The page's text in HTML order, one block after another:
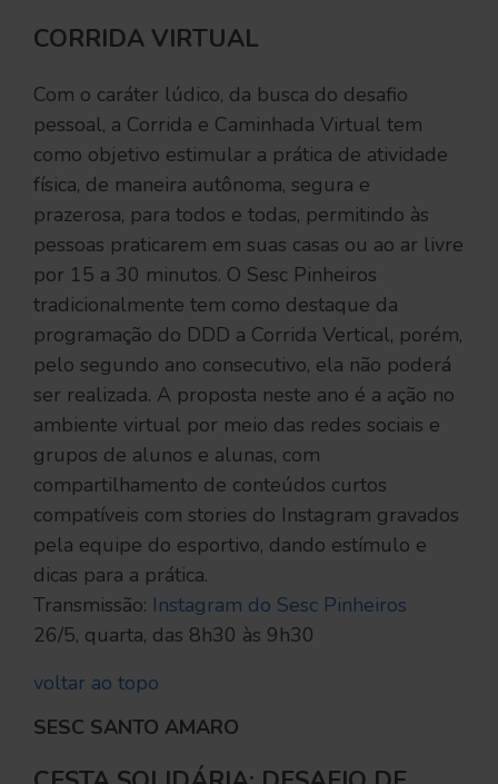
CORRIDA VIRTUAL
Com o caráter lúdico, da busca do desafio
pessoal, a Corrida e Caminhada Virtual tem
como objetivo estimular a prática de atividade
física, de maneira autônoma, segura e
prazerosa, para todos e todas, permitindo às
pessoas praticarem em suas casas ou ao ar livre
por 15 a 30 minutos. O Sesc Pinheiros
tradicionalmente tem como destaque da
programação do DDD a Corrida Vertical, porém,
pelo segundo ano consecutivo, ela não poderá
ser realizada. A proposta neste ano é a ação no
ambiente virtual por meio das redes sociais e
grupos de alunos e alunas, com
compartilhamento de conteúdos curtos
compatíveis com stories do Instagram gravados
pela equipe do esportivo, dando estímulo e
dicas para a prática.
Transmissão: Instagram do Sesc Pinheiros
26/5, quarta, das 8h30 às 9h30
voltar ao topo
SESC SANTO AMARO